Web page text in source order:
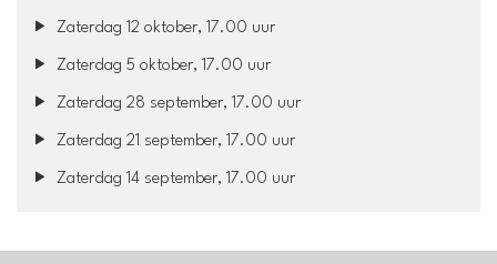
Zaterdag 12 oktober, 17.00 uur
Zaterdag 5 oktober, 17.00 uur
Zaterdag 28 september, 17.00 uur
Zaterdag 21 september, 17.00 uur
Zaterdag 14 september, 17.00 uur